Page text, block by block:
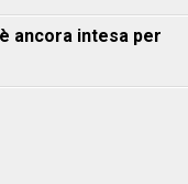
ancora intesa per